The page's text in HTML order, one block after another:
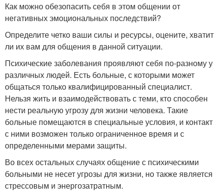
Как можно обезопасить себя в этом общении от
негативных эмоциональных последствий?
Определите четко ваши силы и ресурсы, оцените, хватит
ли их вам для общения в данной ситуации.
Психические заболевания проявляют себя по-разному у
различных людей. Есть больные, с которыми может
общаться только квалифицированный специалист.
Нельзя жить и взаимодействовать с теми, кто способен
нести реальную угрозу для жизни человека. Такие
больные помещаются в специальные условия, и контакт
с ними возможен только ограниченное время и с
определенными мерами защиты.
Во всех остальных случаях общение с психическими
больными не несет угрозы для жизни, но также является
стрессовым и энергозатратным.